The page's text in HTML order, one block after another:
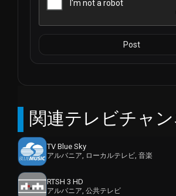
関連テレビチャ
TV Blue Sky
アルバニア, ローカルテレビ, 音楽
RTSH 3 HD
アルバニア, 公共テレビ
を向上させただけでなく、RTSHのリーチ
Post